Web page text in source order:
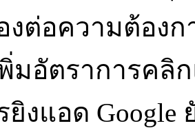
งต่อความต้อง
มอัตราการคลิ
งแอด Google